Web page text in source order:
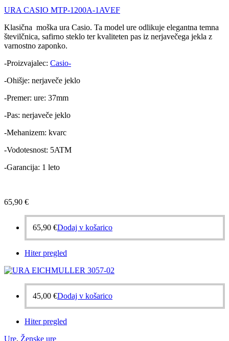
URA CASIO MTP-1200A-1AVEF
Klasična moška ura Casio. Ta model ure odlikuje elegantna temna
številčnica, safirno steklo ter kvaliteten pas iz nerjavečega jekla z
varnostno zaponko.
-Proizvajalec: Casio-
-Ohišje: nerjaveče jeklo
-Premer: ure: 37mm
-Pas: nerjaveče jeklo
-Mehanizem: kvarc
-Vodotesnost: 5ATM
-Garancija: 1 leto
65,90 €
65,90 €Dodaj v košarico
Hiter pregled
45,00 €Dodaj v košarico
Hiter pregled
Ure, Ženske ure